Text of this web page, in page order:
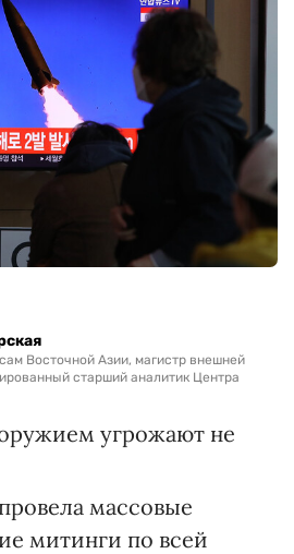
Восточной Азии, магистр внешней
старший аналитик Центра
угрожают не
массовые
митинги по всей